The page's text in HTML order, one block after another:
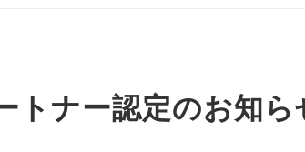
トナー認定のお知ら